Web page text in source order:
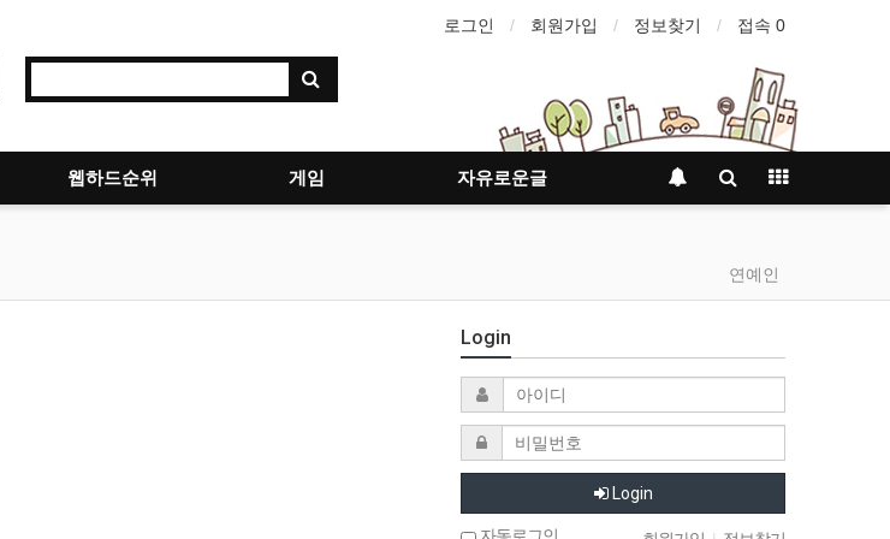
로그인 회원가입 정보찾기 접속 0
웹하드순위 게임 자유로운글
연예인
Login
Login